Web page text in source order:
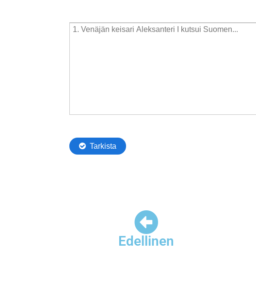
Edellinen